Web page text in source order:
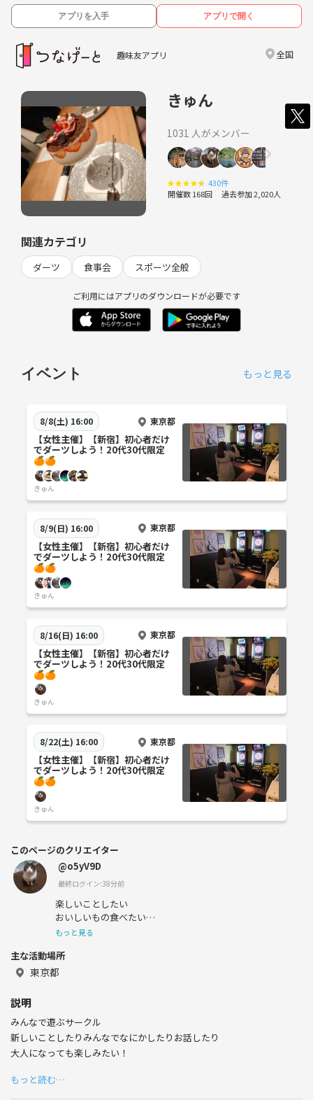
アプリを入手 アプリで開く
趣味友アプリ 全国
きゅん
1031 人がメンバー
★★★★★ 430件
開催数 168回 過去参加 2,020人
関連カテゴリ
ダーツ 食事会 スポーツ全般
ご利用にはアプリのダウンロードが必要です
イベント もっと見る
8/8(土) 16:00 東京都
【女性主催】【新宿】初心者だけ
でダーツしよう！20代30代限定
🍊🍊
きゅん
8/9(日) 16:00 東京都
【女性主催】【新宿】初心者だけ
でダーツしよう！20代30代限定
🍊🍊
きゅん
8/16(日) 16:00 東京都
【女性主催】【新宿】初心者だけ
でダーツしよう！20代30代限定
🍊🍊
きゅん
8/22(土) 16:00 東京都
【女性主催】【新宿】初心者だけ
でダーツしよう！20代30代限定
🍊🍊
きゅん
このページのクリエイター
@o5yV9D
最終ログイン:38分前
楽しいことしたい
おいしいもの食べたい
新しいことしたい
そのために生きてる
もっと見る
主な活動場所
東京都
説明
みんなで遊ぶサークル
新しいことしたりみんなでなにかしたりお話したり
大人になっても楽しみたい！
もっと読む…